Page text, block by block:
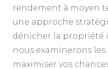
rendement à moyen
une approche
dénicher la propriété
nous examinerons
maximiser vos